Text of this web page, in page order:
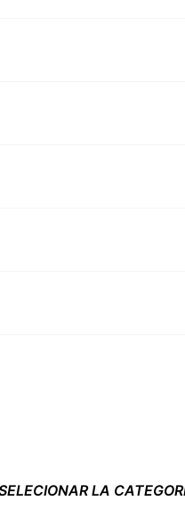
LA